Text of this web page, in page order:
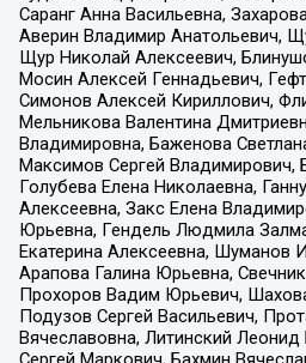
Саранг Анна Васильевна,
Аверин Владимир Анатольевич,
Щур Николай Алексеевич,
Мосин Алексей Геннадьевич,
Симонов Алексей Кириллович,
Мельникова Валентина
Владимировна, Баженова
Максимов Сергей Владимирович,
Голубева Елена Николаевна,
Алексеевна, Закс Елена
Юрьевна, Гендель Людмила
Екатерина Алексеевна, Шуманов
Арапова Галина Юрьевна,
Прохоров Вадим Юрьевич,
Подузов Сергей Васильевич,
Вячеславовна, Литинский